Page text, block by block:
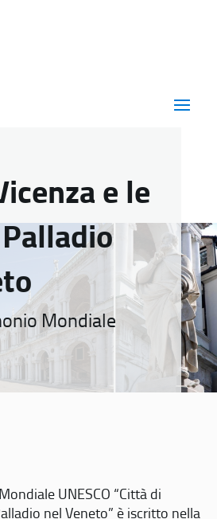
e le
Mondiale
UNESCO “Città di
nel Veneto” è iscritto nella